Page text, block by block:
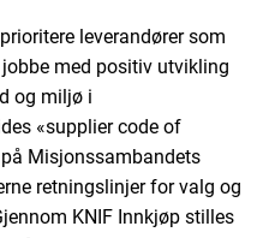
leverandører som
med positiv utvikling
og miljø i
«supplier code of
Misjonssambandets
retningslinjer for valg og
KNIF Innkjøp stilles